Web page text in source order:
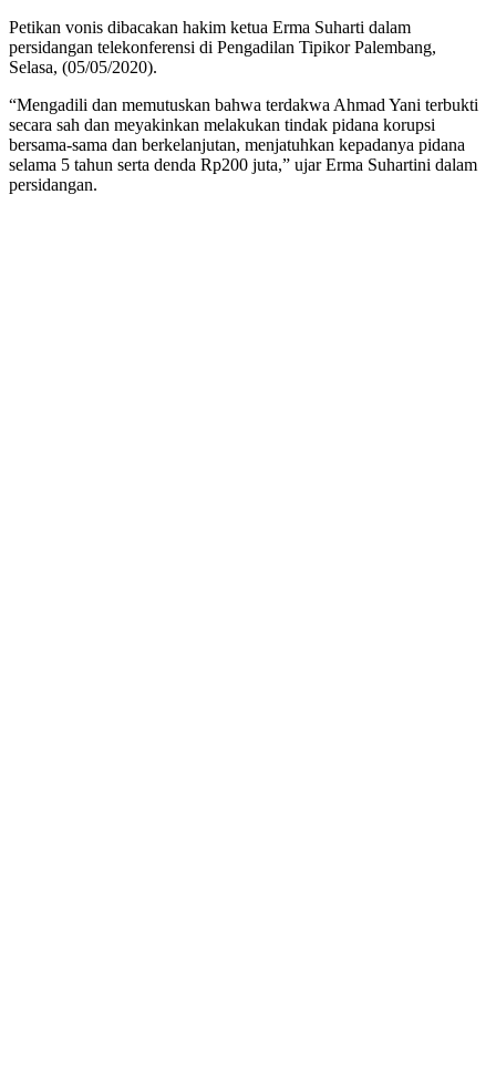
Petikan vonis dibacakan hakim ketua Erma Suharti dalam
persidangan telekonferensi di Pengadilan Tipikor Palembang,
Selasa, (05/05/2020).
“Mengadili dan memutuskan bahwa terdakwa Ahmad Yani terbukti
secara sah dan meyakinkan melakukan tindak pidana korupsi
bersama-sama dan berkelanjutan, menjatuhkan kepadanya pidana
selama 5 tahun serta denda Rp200 juta,” ujar Erma Suhartini dalam
persidangan.